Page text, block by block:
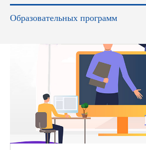
Образовательных программ